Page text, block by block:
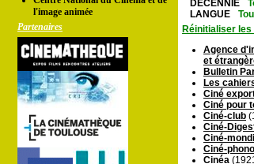
l'image animée
Partenaires
DECENNIE
LANGUE
Réinitialiser
Agence
et
Bulletin
Les
Ciné
Ciné pour
Ciné-club
Ciné-
Ciné-
Ciné-
Cinéa